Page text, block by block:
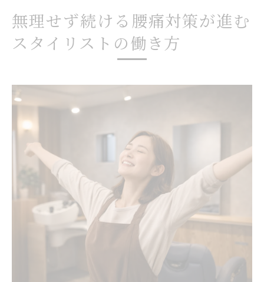
無理せず続ける腰痛対策が進む
スタイリストの働き方